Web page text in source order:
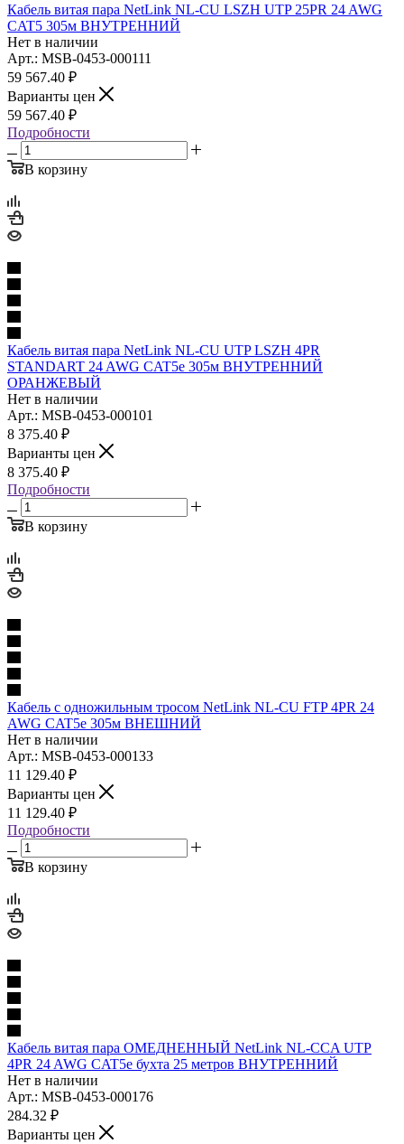
Кабель витая пара NetLink NL-CU LSZH UTP 25PR 24 AWG
CAT5 305м ВНУТРЕННИЙ
Нет в наличии
Арт.: MSB-0453-000111
59 567.40 ₽
Варианты цен
59 567.40 ₽
Подробности
В корзину
Кабель витая пара NetLink NL-CU UTP LSZH 4PR
STANDART 24 AWG CAT5e 305м ВНУТРЕННИЙ
ОРАНЖЕВЫЙ
Нет в наличии
Арт.: MSB-0453-000101
8 375.40 ₽
Варианты цен
8 375.40 ₽
Подробности
В корзину
Кабель с одножильным тросом NetLink NL-CU FTP 4PR 24
AWG CAT5e 305м ВНЕШНИЙ
Нет в наличии
Арт.: MSB-0453-000133
11 129.40 ₽
Варианты цен
11 129.40 ₽
Подробности
В корзину
Кабель витая пара ОМЕДНЕННЫЙ NetLink NL-CCA UTP
4PR 24 AWG CAT5е бухта 25 метров ВНУТРЕННИЙ
Нет в наличии
Арт.: MSB-0453-000176
284.32 ₽
Варианты цен